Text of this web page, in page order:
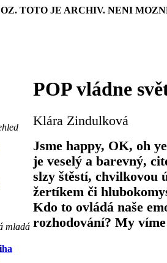
TOTO JE ARCHIV. NENI
mladá
POP vládne
Klára Zindulková
Jsme happy, OK, oh
je veselý a barevný,
slzy štěstí, chvilkovou
žertíkem či
Kdo to ovládá naše
rozhodování? My